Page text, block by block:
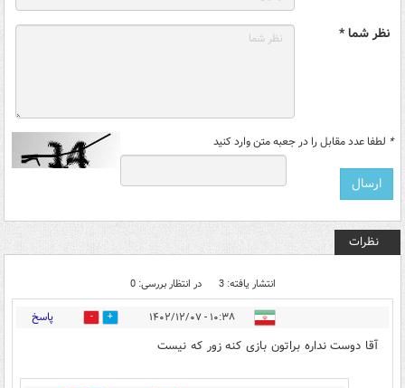
نظر شما *
* لطفا عدد مقابل را در جعبه متن وارد کنید
نظرات
انتشار یافته: 3 در انتظار بررسی: 0
۱۰:۳۸ - ۱۴۰۲/۱۲/۰۷ 1 پاسخ
آقا دوست نداره براتون بازی کنه زور که نیست